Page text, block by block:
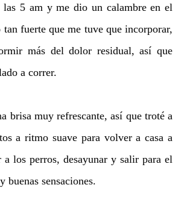
las 5 am y me dio un calambre en el
tan fuerte que me tuve que incorporar,
más del dolor residual, así que
a correr.
brisa muy refrescante, así que troté a
a ritmo suave para volver a casa a
a los perros, desayunar y salir para el
buenas sensaciones.